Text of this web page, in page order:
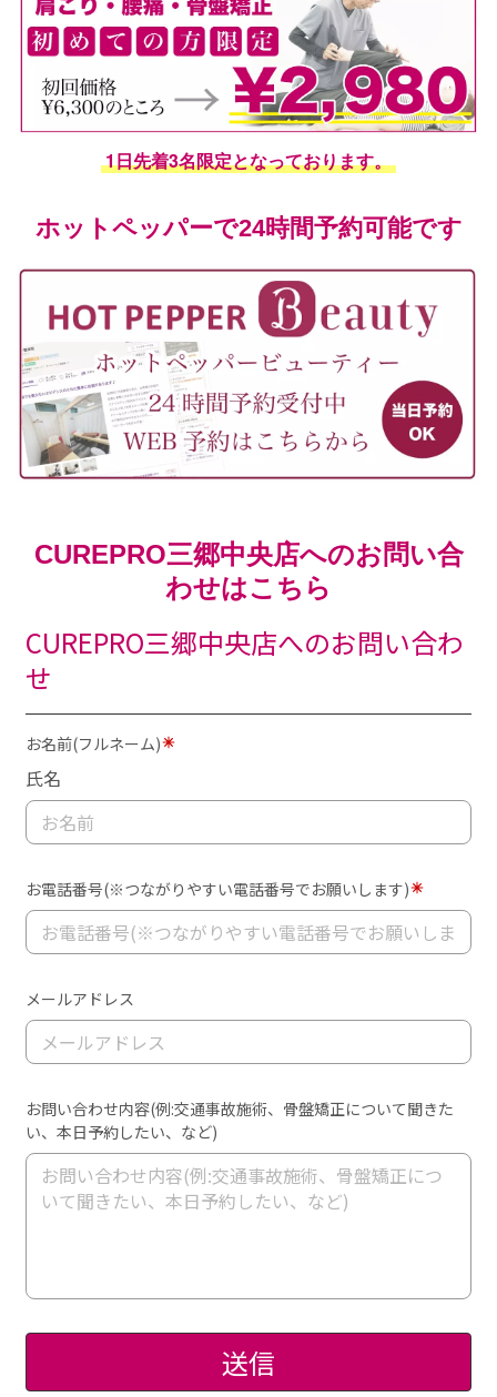
1日先着3名限定となっております。
ホットペッパーで24時間予約可能です
CUREPRO三郷中央店へのお問い合
わせはこちら